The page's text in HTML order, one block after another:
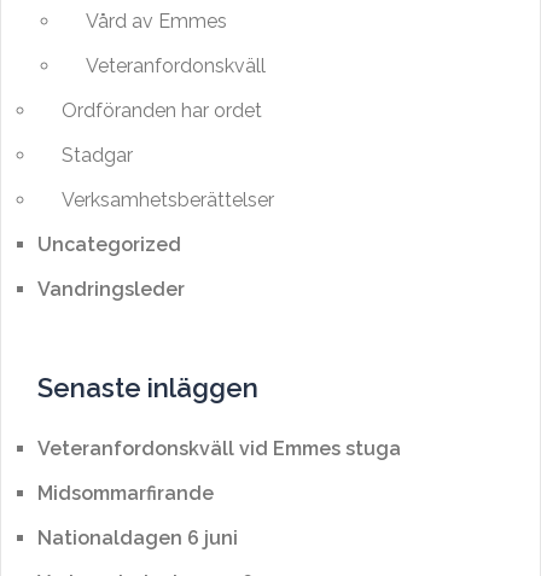
Vård av Emmes
Veteranfordonskväll
Ordföranden har ordet
Stadgar
Verksamhetsberättelser
Uncategorized
Vandringsleder
Senaste inläggen
Veteranfordonskväll vid Emmes stuga
Midsommarfirande
Nationaldagen 6 juni